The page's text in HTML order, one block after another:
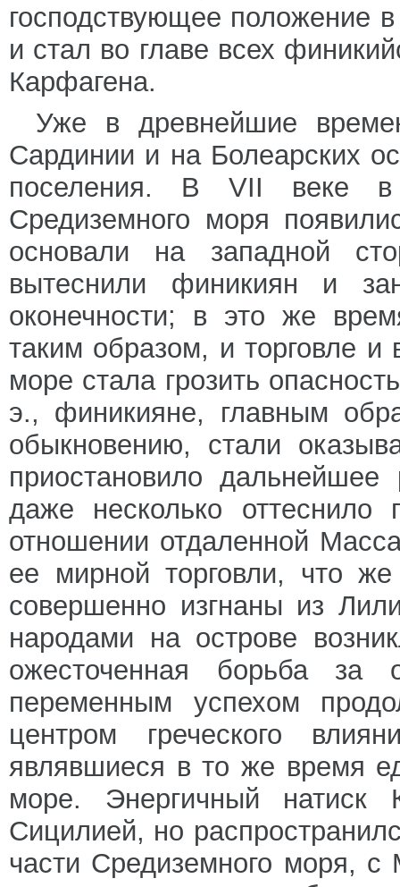
господствующее положение
и стал во главе всех
Карфагена.
Уже в древнейшие
Сардинии и на Болеарских
поселения. В VII веке
Средиземного моря
основали на западной
вытеснили финикиян и
оконечности; в это же
таким образом, и торговле
море стала грозить
э., финикияне, главным
обыкновению, стали
приостановило дальнейшее
даже несколько
отношении отдаленной
ее мирной торговли, что
совершенно изгнаны из
народами на острове
ожесточенная борьба
переменным успехом
центром греческого
являвшиеся в то же время
море. Энергичный натиск
Сицилией, но
части Средиземного моря,